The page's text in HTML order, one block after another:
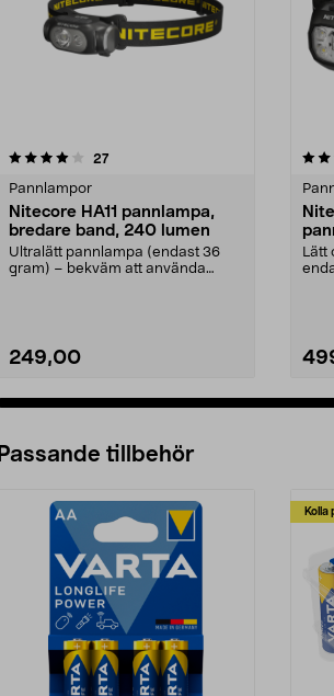
27recensioner
Pannlampor
Nitecore HA11 pannlampa,
bredare band, 240 lumen
Ultralätt pannlampa (endast 36
gram) – bekväm att använda
249,00
4.0 av 5 stjärnor
Lätt
Passande tillbehör
Kolla